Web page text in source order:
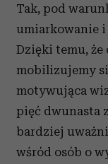
Tak, pod
umiarkowanie i
Dzięki temu,
mobilizujemy
motywująca
pięć dwunasta
bardziej
wśród osób o